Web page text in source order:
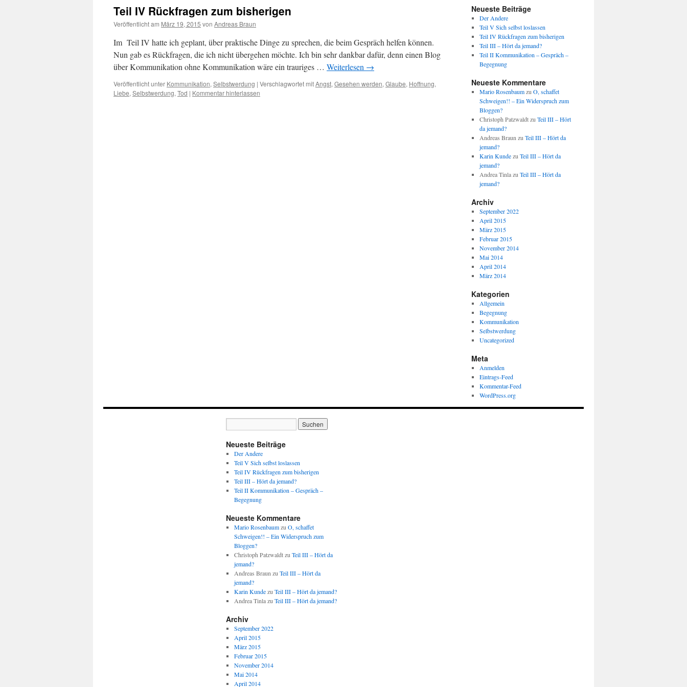
Teil IV Rückfragen zum bisherigen
Veröffentlicht am März 19, 2015 von Andreas Braun
Im Teil IV hatte ich geplant, über praktische Dinge zu sprechen, die beim Gespräch helfen können.
Nun gab es Rückfragen, die ich nicht übergehen möchte. Ich bin sehr dankbar dafür, denn einen Blog
über Kommunikation ohne Kommunikation wäre ein trauriges … Weiterlesen →
Veröffentlicht unter Kommunikation, Selbstwerdung | Verschlagwortet mitAngst, Gesehen werden, Glaube, Hoffnung,
Liebe, Selbstwerdung, Tod | Kommentar hinterlassen
Neueste Beiträge
Der Andere
Teil V Sich selbst loslassen
Teil IV Rückfragen zum bisherigen
Teil III – Hört da jemand?
Teil II Kommunikation – Gespräch –
Begegnung
Neueste Kommentare
Mario Rosenbaumzu O, schaffet
Schweigen!! – Ein Widerspruch zum
Bloggen?
Christoph Patzwaldtzu Teil III – Hört
da jemand?
Andreas Braun zu Teil III – Hört da
jemand?
Karin Kundezu Teil III – Hört da
jemand?
Andrea Tinlazu Teil III – Hört da
jemand?
Archiv
September 2022
April 2015
März 2015
Februar 2015
November 2014
Mai 2014
April 2014
März 2014
Kategorien
Allgemein
Begegnung
Kommunikation
Selbstwerdung
Uncategorized
Meta
Anmelden
Eintrags-Feed
Kommentar-Feed
WordPress.org
Neueste Beiträge
Der Andere
Teil V Sich selbst loslassen
Teil IV Rückfragen zum bisherigen
Teil III – Hört da jemand?
Teil II Kommunikation – Gespräch –
Begegnung
Neueste Kommentare
Mario Rosenbaumzu O, schaffet
Schweigen!! – Ein Widerspruch zum
Bloggen?
Christoph Patzwaldtzu Teil III – Hört da
jemand?
Andreas Braun zu Teil III – Hört da
jemand?
Karin Kundezu Teil III – Hört da jemand?
Andrea Tinlazu Teil III – Hört da jemand?
Archiv
September 2022
April 2015
März 2015
Februar 2015
November 2014
Mai 2014
April 2014